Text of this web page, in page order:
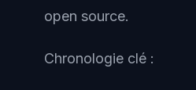
open source.
Chronologie clé :